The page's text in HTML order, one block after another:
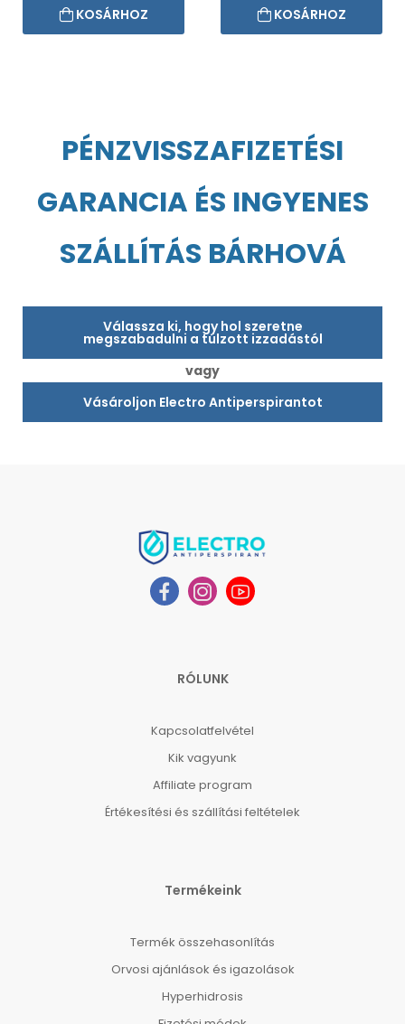
KOSÁRHOZ KOSÁRHOZ
PÉNZVISSZAFIZETÉSI
GARANCIA ÉS INGYENES
SZÁLLÍTÁS BÁRHOVÁ
Válassza ki, hogy hol szeretne
megszabadulni a túlzott izzadástól
vagy
Vásároljon Electro Antiperspirantot
RÓLUNK
Kapcsolatfelvétel
Kik vagyunk
Affiliate program
Értékesítési és szállítási feltételek
Termékeink
Termék összehasonlítás
Orvosi ajánlások és igazolások
Hyperhidrosis